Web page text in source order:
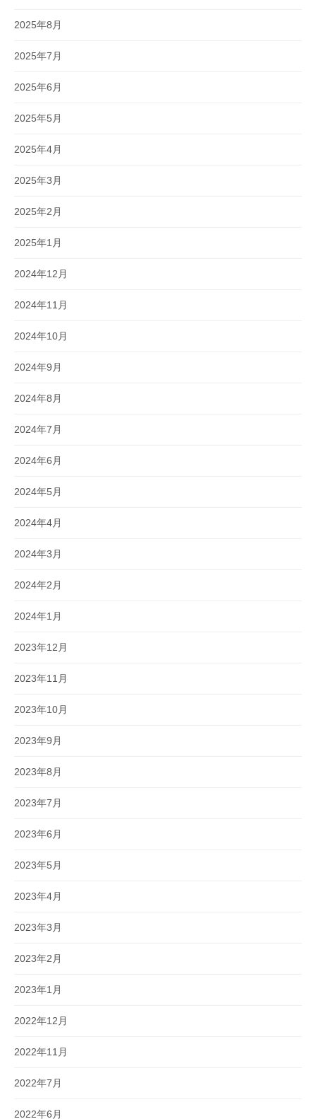
2025年8月
2025年7月
2025年6月
2025年5月
2025年4月
2025年3月
2025年2月
2025年1月
2024年12月
2024年11月
2024年10月
2024年9月
2024年8月
2024年7月
2024年6月
2024年5月
2024年4月
2024年3月
2024年2月
2024年1月
2023年12月
2023年11月
2023年10月
2023年9月
2023年8月
2023年7月
2023年6月
2023年5月
2023年4月
2023年3月
2023年2月
2023年1月
2022年12月
2022年11月
2022年7月
2022年6月